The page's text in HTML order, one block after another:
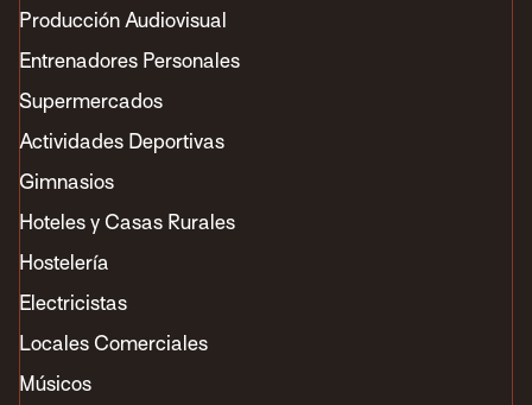
Producción Audiovisual
Entrenadores Personales
Supermercados
Actividades Deportivas
Gimnasios
Hoteles y Casas Rurales
Hostelería
Electricistas
Locales Comerciales
Músicos